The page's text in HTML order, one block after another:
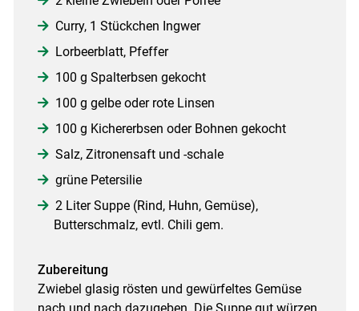
Curry, 1 Stückchen Ingwer
Lorbeerblatt, Pfeffer
100 g Spalterbsen gekocht
100 g gelbe oder rote Linsen
100 g Kichererbsen oder Bohnen gekocht
Salz, Zitronensaft und -schale
grüne Petersilie
2 Liter Suppe (Rind, Huhn, Gemüse),
Butterschmalz, evtl. Chili gem.
Zubereitung
Zwiebel glasig rösten und gewürfeltes Gemüse